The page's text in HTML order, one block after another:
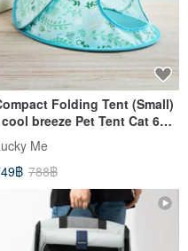
Folding Tent (Small)
breeze Pet Tent Cat 6
Me
฿ 788฿